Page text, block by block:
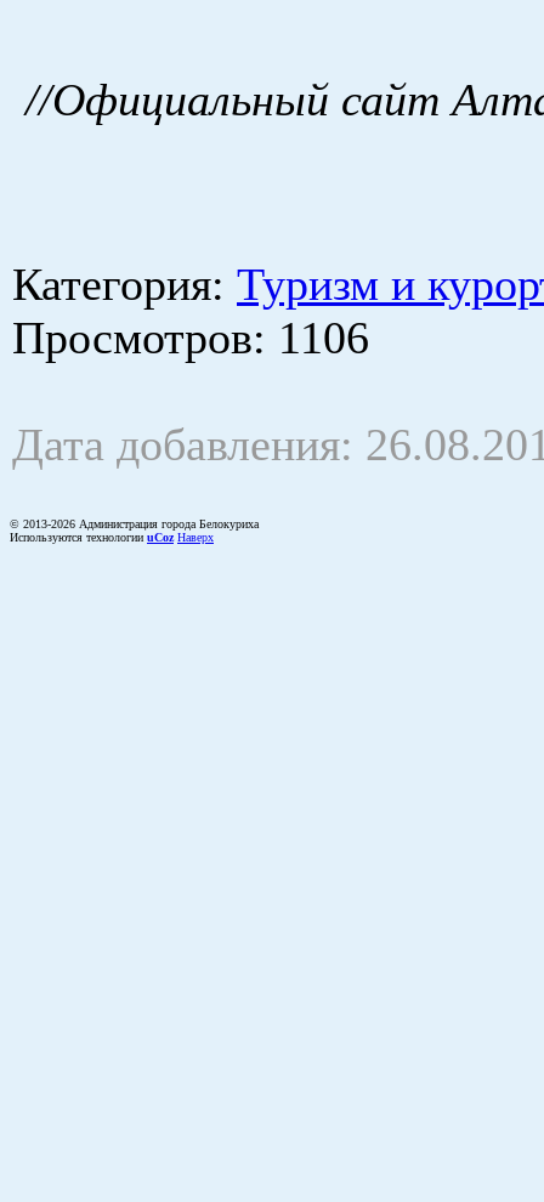
//Официальный сайт
Категория: Туризм и
Просмотров: 1106
Дата добавления:
© 2013-2026 Администрация города Белокуриха
Используются технологии uCoz Наверх